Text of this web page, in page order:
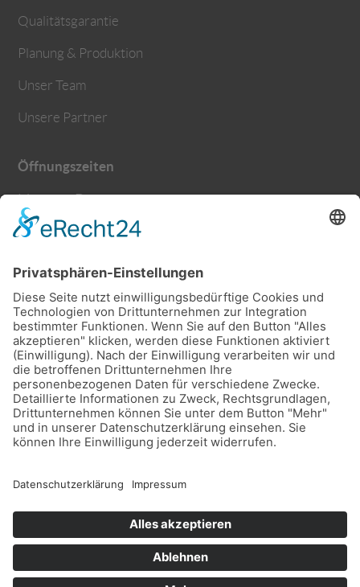
Qualitätsgarantie
Planung & Produktion
Unser Team
Unsere Partner
Öffnungszeiten
Montag – Donnerstag
9.30 – 12.00 Uhr
13.00 – 17.00 Uhr
9.30 – 13.00 Uhr
Samstags und abends nach Vereinbarung
Kontakt
Abtsäckerstraße 9, 74248 Ellhofen
Telefon07134 / 4340
E-Mailinfo@hartmann-wohnfuehlen.de
Noch schneller gehts